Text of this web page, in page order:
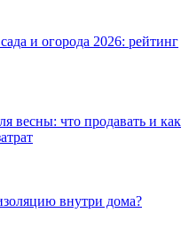
и огорода 2026: рейтинг
весны: что продавать и как
внутри дома?